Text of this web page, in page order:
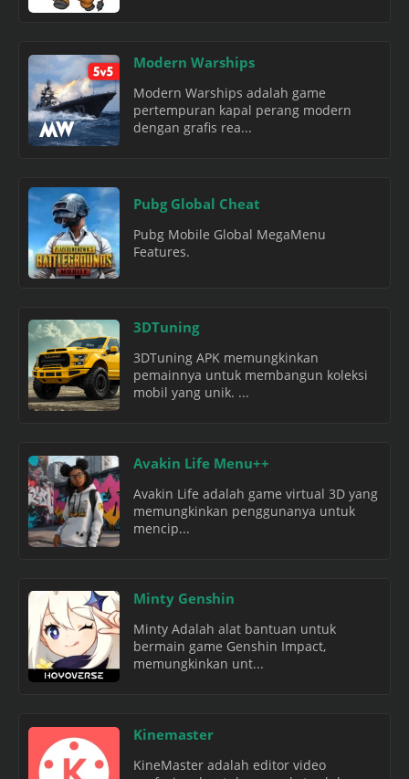
Modern Warships
Modern Warships adalah game
pertempuran kapal perang modern
dengan grafis rea...
Pubg Global Cheat
Pubg Mobile Global MegaMenu
Features.
3DTuning
3DTuning APK memungkinkan
pemainnya untuk membangun koleksi
mobil yang unik. ...
Avakin Life Menu++
Avakin Life adalah game virtual 3D yang
memungkinkan penggunanya untuk
mencip...
Minty Genshin
Minty Adalah alat bantuan untuk
bermain game Genshin Impact,
memungkinkan unt...
Kinemaster
KineMaster adalah editor video